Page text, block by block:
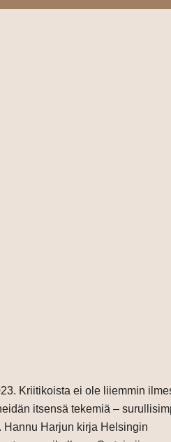
Kriitikoista ei ole liiemmin
itsensä tekemiä –
Hannu Harjun kirja Helsingin